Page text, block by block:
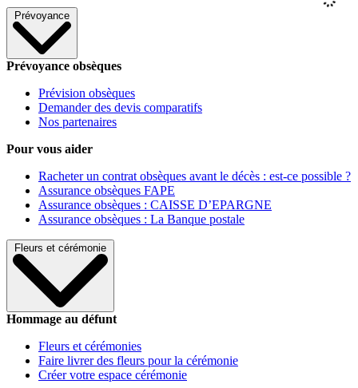
Prévoyance
Prévoyance obsèques
Prévision obsèques
Demander des devis comparatifs
Nos partenaires
Pour vous aider
Racheter un contrat obsèques avant le décès : est-ce possible ?
Assurance obsèques FAPE
Assurance obsèques : CAISSE D’EPARGNE
Assurance obsèques : La Banque postale
Fleurs et cérémonie
Hommage au défunt
Fleurs et cérémonies
Faire livrer des fleurs pour la cérémonie
Créer votre espace cérémonie